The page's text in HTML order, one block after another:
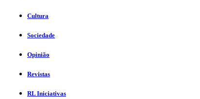
Cultura
Sociedade
Opinião
Revistas
RL Iniciativas